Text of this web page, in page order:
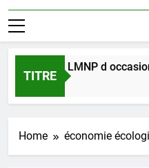
TITRE
l achat LMNP d occasion
Home économie